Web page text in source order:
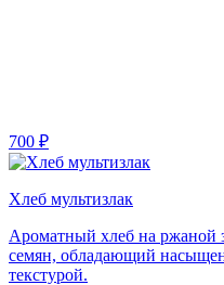
700 ₽
Хлеб мультизлак
Ароматный хлеб на ржаной
семян, обладающий
текстурой.